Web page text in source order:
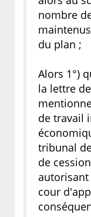
nombre
du plan ;
Alors 1°)
la lettre
de travail
tribunal
de
cour